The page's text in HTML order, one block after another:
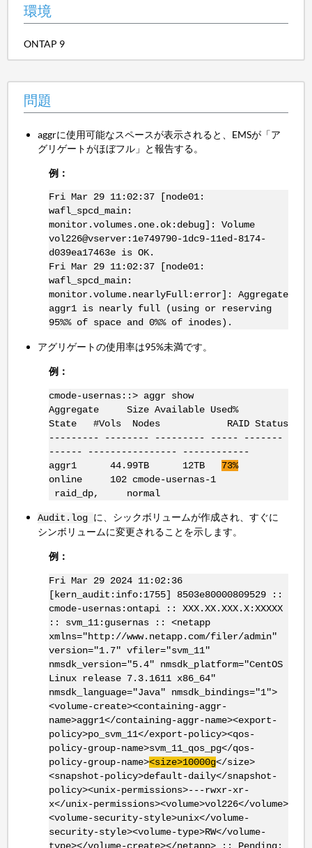
環境
ONTAP 9
問題
aggrに使用可能なスペースが表示されると、EMSが「ア
グリゲートがほぼフル」と報告する。
例：
Fri Mar 29 11:02:37 [node01:
wafl_spcd_main:
monitor.volumes.one.ok:debug]: Volume
vol226@vserver:1e749790-1dc9-11ed-8174-
d039ea17463e is OK.
Fri Mar 29 11:02:37 [node01:
wafl_spcd_main:
monitor.volume.nearlyFull:error]: Aggregate
aggr1 is nearly full (using or reserving
95%% of space and 0%% of inodes).
アグリゲートの使用率は95%未満です。
例：
cmode-usernas::> aggr show
Aggregate Size Available Used%
State #Vols Nodes RAID Status
--------- -------- --------- ----- -------
------ ---------------- ------------
aggr1 44.99TB 12TB 73%
online 102 cmode-usernas-1
raid_dp, normal
Audit.log に、シックボリュームが作成され、すぐに
シンボリュームに変更されることを示します。
例：
Fri Mar 29 2024 11:02:36
[kern_audit:info:1755] 8503e80000809529 ::
cmode-usernas:ontapi :: XXX.XX.XXX.X:XXXXX
:: svm_11:gusernas :: <netapp
xmlns="http://www.netapp.com/filer/admin"
version="1.7" vfiler="svm_11"
nmsdk_version="5.4" nmsdk_platform="CentOS
Linux release 7.3.1611 x86_64"
nmsdk_language="Java" nmsdk_bindings="1">
<volume-create><containing-aggr-
name>aggr1</containing-aggr-name><export-
policy>po_svm_11</export-policy><qos-
policy-group-name>svm_11_qos_pg</qos-
policy-group-name><size>10000g</size>
<snapshot-policy>default-daily</snapshot-
policy><unix-permissions>---rwxr-xr-
x</unix-permissions><volume>vol226</volume>
<volume-security-style>unix</volume-
security-style><volume-type>RW</volume-
type></volume-create></netapp> :: Pending: